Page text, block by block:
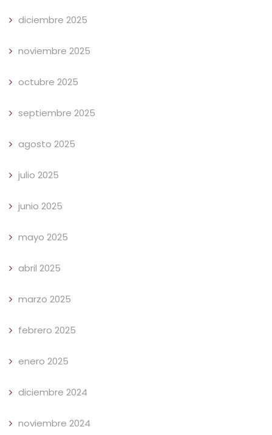
diciembre 2025
noviembre 2025
octubre 2025
septiembre 2025
agosto 2025
julio 2025
junio 2025
mayo 2025
abril 2025
marzo 2025
febrero 2025
enero 2025
diciembre 2024
noviembre 2024